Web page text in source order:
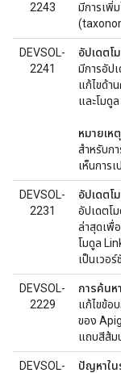
2243
มีการเพิ่
DEVSOL-
2241
อัปเดตโ
มีการอัป
แก้ไขด้า
และโมดู
หมายเห
สำหรับก
เห็นการ
DEVSOL-
2231
อัปเดต
อัปเดตโ
ล่าสุดเพื่อ
โมดูล
เป็นเวอ
DEVSOL-
2229
การค้นห
แก้ไขข้อ
ของ
แถบสีส้ม
DEVSOL-
ปัญหาใน